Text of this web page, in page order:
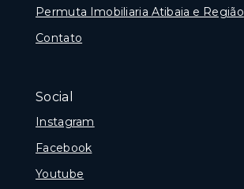
Permuta Imobiliaria Atibaia e Região
Contato
Social
Instagram
Facebook
Youtube